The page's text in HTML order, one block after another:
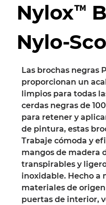
Nylox™
Nylo-
Las brochas negras
proporcionan un
limpios para todas
cerdas negras de
para retener y
de pintura, estas
Trabaje cómoda y
mangos de madera
transpirables y
inoxidable. Hecho a
materiales de
puertas de interior,